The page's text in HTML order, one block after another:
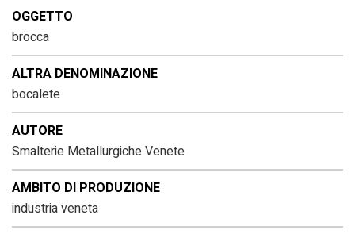
OGGETTO
brocca
ALTRA DENOMINAZIONE
bocalete
AUTORE
Smalterie Metallurgiche Venete
AMBITO DI PRODUZIONE
industria veneta